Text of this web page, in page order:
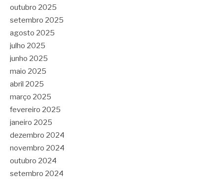
outubro 2025
setembro 2025
agosto 2025
julho 2025
junho 2025
maio 2025
abril 2025
março 2025
fevereiro 2025
janeiro 2025
dezembro 2024
novembro 2024
outubro 2024
setembro 2024